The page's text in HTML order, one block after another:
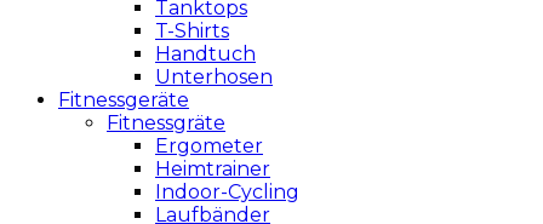
Tanktops
T-Shirts
Handtuch
Unterhosen
Fitnessgeräte
Fitnessgräte
Ergometer
Heimtrainer
Indoor-Cycling
Laufbänder